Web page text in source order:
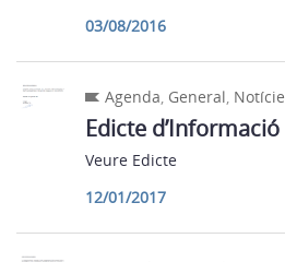
03/08/2016
Agenda, General,
Edicte
Veure Edicte
12/01/2017